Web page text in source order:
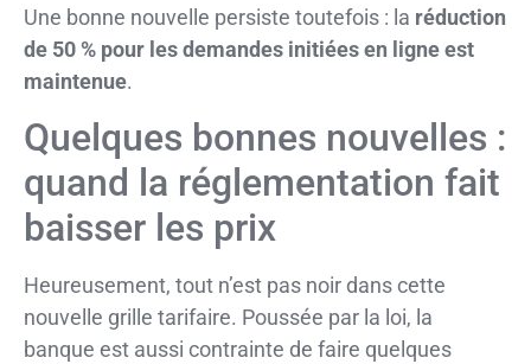
Une bonne nouvelle persiste toutefois : la réduction
de 50 % pour les demandes initiées en ligne est
maintenue.
Quelques bonnes nouvelles :
quand la réglementation fait
baisser les prix
Heureusement, tout n’est pas noir dans cette
nouvelle grille tarifaire. Poussée par la loi, la
banque est aussi contrainte de faire quelques